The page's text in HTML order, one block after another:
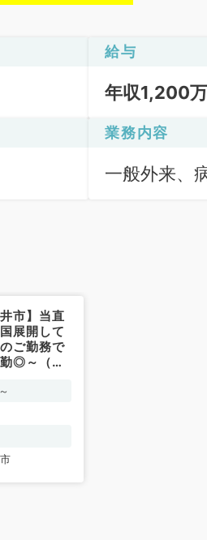
給与
年収1,200
業務内容
一般外来、
市】当直
展開して
ご勤務で
◎～（神